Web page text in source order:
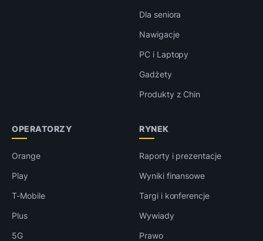
Dla seniora
Nawigacje
PC i Laptopy
Gadżety
Produkty z Chin
OPERATORZY
Orange
Play
T-Mobile
Plus
5G
RYNEK
Raporty i prezentacje
Wyniki finansowe
Targi i konferencje
Wywiady
Prawo